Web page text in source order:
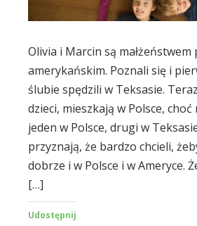
Olivia i Marcin są małżeństwem
amerykańskim. Poznali się i
ślubie spędzili w Teksasie.
dzieci, mieszkają w Polsce, choć
jeden w Polsce, drugi w
przyznają, że bardzo chcieli,
dobrze i w Polsce i w Ameryce.
[…]
Udostępnij